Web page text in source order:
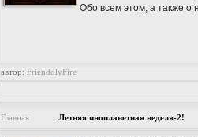
Обо всем этом, а также о
автор: FrienddlyFire
Главная Летняя инопланетная неделя-2!